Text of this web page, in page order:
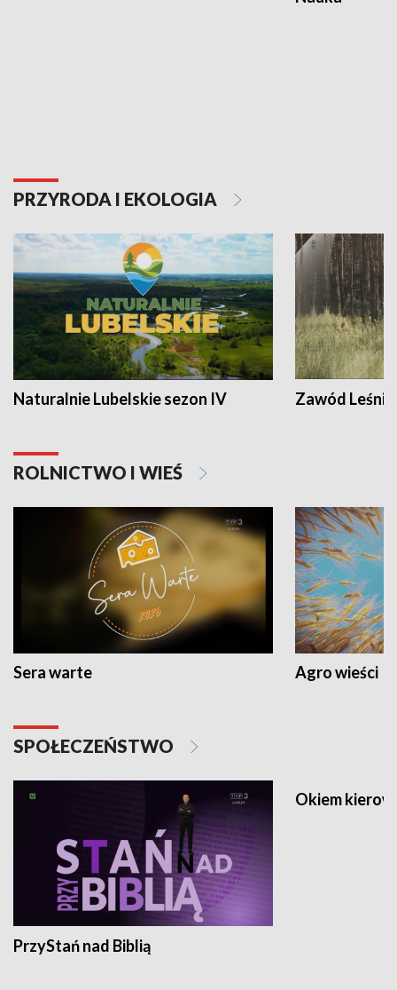
PRZYRODA I EKOLOGIA
Naturalnie Lubelskie sezon IV Zawód Leśnik
ROLNICTWO I WIEŚ
Sera warte Agro wieści
SPOŁECZEŃSTWO
PrzyStań nad Biblią
Okiem